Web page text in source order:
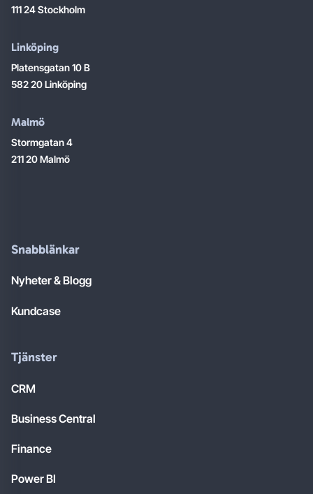
111 24 Stockholm
Linköping
Platensgatan 10 B
582 20 Linköping
Malmö
Stormgatan 4
211 20 Malmö
Snabblänkar
Nyheter & Blogg
Kundcase
Tjänster
CRM
Business Central
Finance
Power BI